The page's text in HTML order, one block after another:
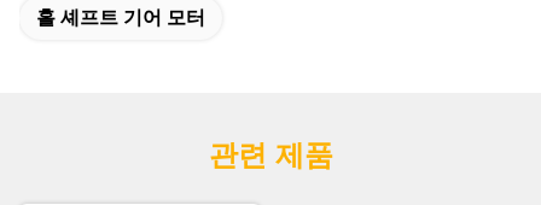
홀 셰프트 기어 모터
관련 제품